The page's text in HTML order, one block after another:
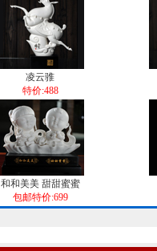
凌云骓
特价:488
和和美美 甜甜蜜蜜
包邮特价:699